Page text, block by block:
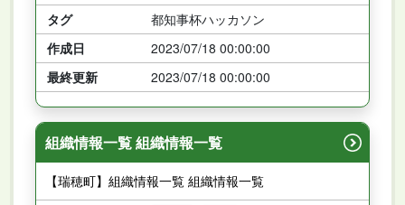
タグ
都知事杯ハッカソン
作成日
2023/07/18 00:00:00
最終更新
2023/07/18 00:00:00
組織情報一覧 組織情報一覧
【瑞穂町】組織情報一覧 組織情報一覧